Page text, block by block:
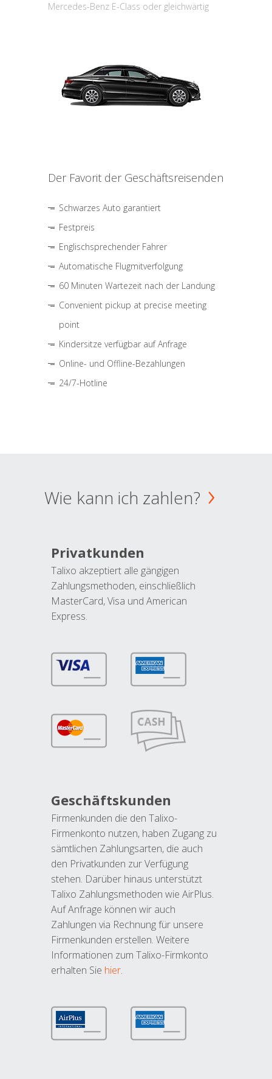
Mercedes-Benz E-Class oder gleichwärtig
Der Favorit der Geschäftsreisenden
Schwarzes Auto garantiert
Festpreis
Englischsprechender Fahrer
Automatische Flugmitverfolgung
60 Minuten Wartezeit nach der Landung
Convenient pickup at precise meeting
point
Kindersitze verfügbar auf Anfrage
Online- und Offline-Bezahlungen
24/7-Hotline
Wie kann ich zahlen?
Privatkunden
Talixo akzeptiert alle gängigen
Zahlungsmethoden, einschließlich
MasterCard, Visa und American
Express.
Geschäftskunden
Firmenkunden die den Talixo-
Firmenkonto nutzen, haben Zugang zu
sämtlichen Zahlungsarten, die auch
den Privatkunden zur Verfügung
stehen. Darüber hinaus unterstützt
Talixo Zahlungsmethoden wie AirPlus.
Auf Anfrage können wir auch
Zahlungen via Rechnung für unsere
Firmenkunden erstellen. Weitere
Informationen zum Talixo-Firmkonto
erhalten Sie hier.